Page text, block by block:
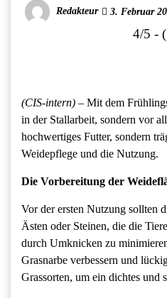
Redakteur 3. Februar
4/5 -
(CIS-intern) – Mit dem
in der Stallarbeit, sondern vor
hochwertiges Futter, sondern
Weidepflege und die Nutzung.
Die Vorbereitung der
Vor der ersten Nutzung sollten
Ästen oder Steinen, die die
durch Umknicken zu
Grasnarbe verbessern und
Grassorten, um ein dichtes und